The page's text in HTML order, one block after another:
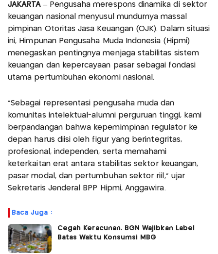
JAKARTA– Pengusaha merespons dinamika di sektor
keuangan nasional menyusul mundurnya massal
pimpinan Otoritas Jasa Keuangan (OJK). Dalam situasi
ini, Himpunan Pengusaha Muda Indonesia (Hipmi)
menegaskan pentingnya menjaga stabilitas sistem
keuangan dan kepercayaan pasar sebagai fondasi
utama pertumbuhan ekonomi nasional.
“Sebagai representasi pengusaha muda dan
komunitas intelektual-alumni perguruan tinggi, kami
berpandangan bahwa kepemimpinan regulator ke
depan harus diisi oleh figur yang berintegritas,
profesional, independen, serta memahami
keterkaitan erat antara stabilitas sektor keuangan,
pasar modal, dan pertumbuhan sektor riil,” ujar
Sekretaris Jenderal BPP Hipmi, Anggawira.
Baca Juga :
Cegah Keracunan, BGN Wajibkan Label
Batas Waktu Konsumsi MBG